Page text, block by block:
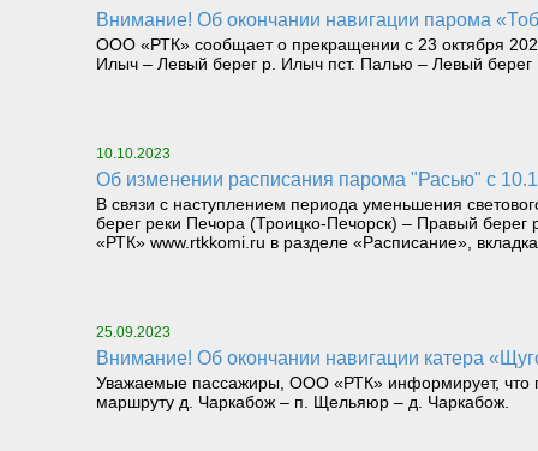
Внимание! Об окончании навигации парома
ООО «РТК» сообщает о прекращении с 23 октября
Илыч – Левый берег р. Илыч пст. Палью – Левый
10.10.2023
Об изменении расписания парома "Расью" с
В связи с наступлением периода уменьшения
берег реки Печора (Троицко-Печорск) – Правый
«РТК» www.rtkkomi.ru в разделе «Расписание»,
25.09.2023
Внимание! Об окончании навигации катера
Уважаемые пассажиры, ООО «РТК» информирует, что
маршруту д. Чаркабож – п. Щельяюр – д. Чаркабож.